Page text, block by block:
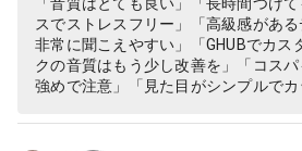
ナルファンタ
スでストレスフリー」「高級感があ
非常に聞こえやすい」「GHUBでカス
クの音質はもう少し改善を」「コス
強めで注意」「見た目がシンプルでカ